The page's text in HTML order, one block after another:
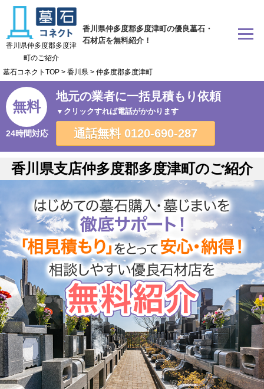
香川県仲多度郡多度津町の優良墓石・
石材店を無料紹介！
香川県仲多度郡多度津
町のご紹介
墓石コネクトTOP > 香川県 > 仲多度郡多度津町
無料
24時間対応
地元の業者に一括見積もり依頼
▼クリックすれば電話がかかります
通話無料 0120-690-287
香川県支店仲多度郡多度津町のご紹介